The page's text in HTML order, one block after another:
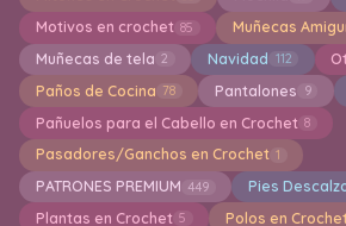
Motivos en crochet 85 Muñecas
Muñecas de tela 2 Navidad 112
Paños de Cocina 78 Pantalones 9
Pañuelos para el Cabello en Crochet 8
Pasadores/Ganchos en Crochet 1
PATRONES PREMIUM 449 Pies
Plantas en Crochet 5 Polos en Crochet